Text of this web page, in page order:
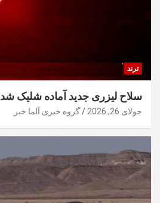
ترند
سلاح لیزری جدید آماده شلیک شد
جولای 26, 2026 گروه خبری آلما خبر